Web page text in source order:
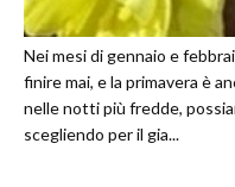
Nei mesi di gennaio e
finire mai, e la primavera è
nelle notti più fredde,
scegliendo per il gia...